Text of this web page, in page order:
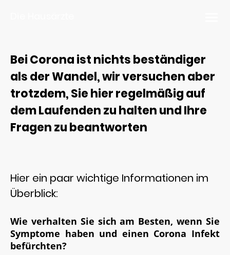
Bei Corona ist nichts beständiger
als der Wandel, wir versuchen aber
trotzdem, Sie hier regelmäßig auf
dem Laufenden zu halten und Ihre
Fragen zu beantworten
Hier ein paar wichtige Informationen im
Überblick:
Wie verhalten Sie sich am Besten, wenn Sie
Symptome haben und einen Corona Infekt
befürchten?